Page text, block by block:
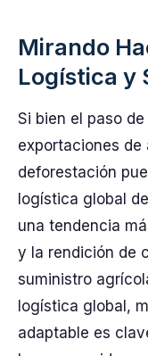
Mirando
Logística y
Si bien el paso
exportaciones de
deforestación
logística global
una tendencia
y la rendición de
suministro
logística global,
adaptable es